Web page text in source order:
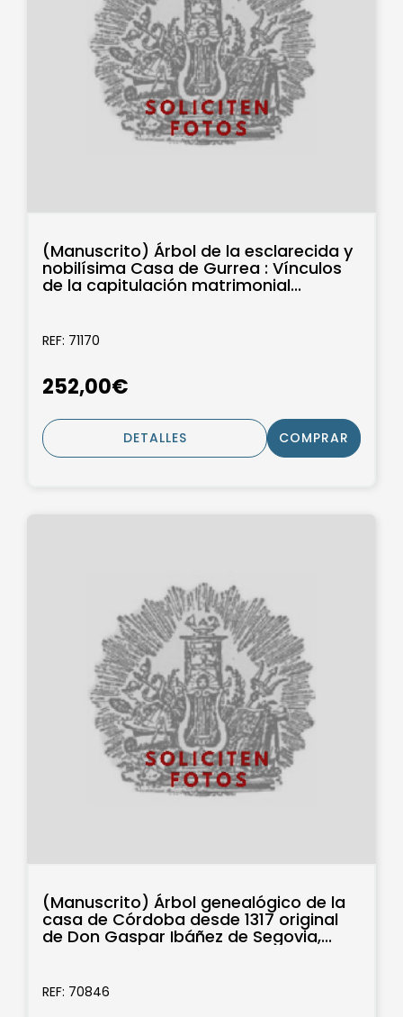
(Manuscrito) Árbol de la esclarecida y
nobilísima Casa de Gurrea : Vínculos
de la capitulación matrimonial...
REF: 71170
252,00€
DETALLES COMPRAR
(Manuscrito) Árbol genealógico de la
casa de Córdoba desde 1317 original
de Don Gaspar Ibáñez de Segovia,...
REF: 70846